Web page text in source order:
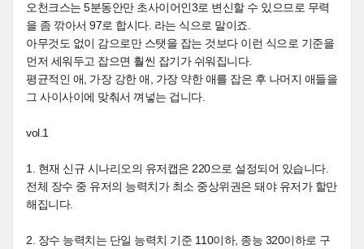
오천크스는 5분동안만 초사이어인3로 변신할 수 있으므로 무력
을 좀 깎아서 97로 합시다. 라는 식으로 말이죠.
아무것도 없이 감으로만 스탯을 잡는 것보다 이런 식으로 기준을
먼저 세워두고 잡으면 훨씬 잡기가 쉬워집니다.
평균적인 애, 가장 강한 애, 가장 약한 애를 잡은 후 나머지 애들을
그 사이사이에 맞춰서 껴넣는 겁니다.
vol.1
1. 현재 신규 시나리오의 유저캡은 220으로 설정되어 있습니다.
전체 장수 중 유저의 능력치가 최소 중상위권은 돼야 유저가 할만
해집니다.
2. 장수 능력치는 단일 능력치 기준 110이하, 종능 320이하로 구